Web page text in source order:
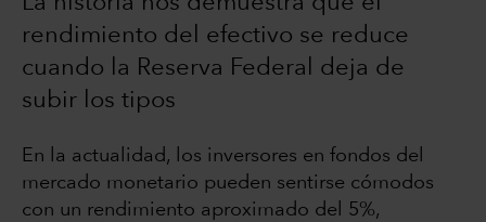
rendimiento del efectivo se reduce
cuando la Reserva Federal deja de
subir los tipos
En la actualidad, los inversores en fondos del
mercado monetario pueden sentirse cómodos
con un rendimiento aproximado del 5%,